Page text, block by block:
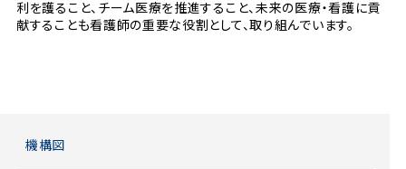
利を護ること、チーム医療を推進すること、未来の医療・看護に貢
献することも看護師の重要な役割として、取り組んでいます。
機構図